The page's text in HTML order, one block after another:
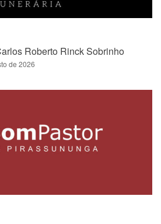
Roberto Rinck Sobrinho
de 2026